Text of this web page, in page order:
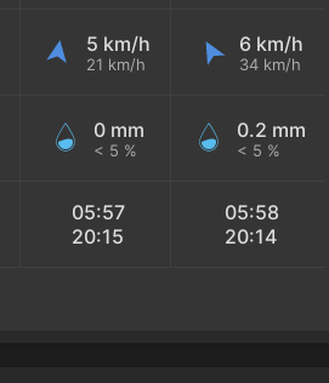
5 km/h
21 km/h
6 km/h
34 km/h
0 mm
< 5 %
0.2 mm
< 5 %
05:57
20:15
05:58
20:14